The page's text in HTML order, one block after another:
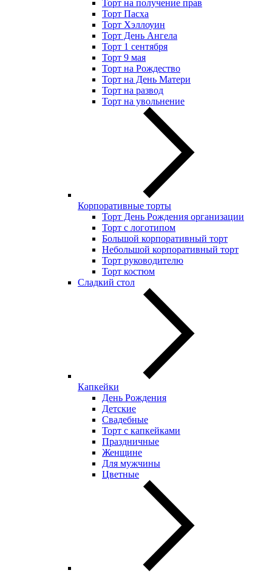
Торт на получение прав
Торт Пасха
Торт Хэллоуин
Торт День Ангела
Торт 1 сентября
Торт 9 мая
Торт на Рождество
Торт на День Матери
Торт на развод
Торт на увольнение
Корпоративные торты
Торт День Рождения организации
Торт с логотипом
Большой корпоративный торт
Небольшой корпоративный торт
Торт руководителю
Торт костюм
Сладкий стол
Капкейки
День Рождения
Детские
Свадебные
Торт с капкейками
Праздничные
Женщине
Для мужчины
Цветные